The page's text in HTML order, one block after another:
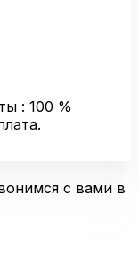
: 100 %
с вами в